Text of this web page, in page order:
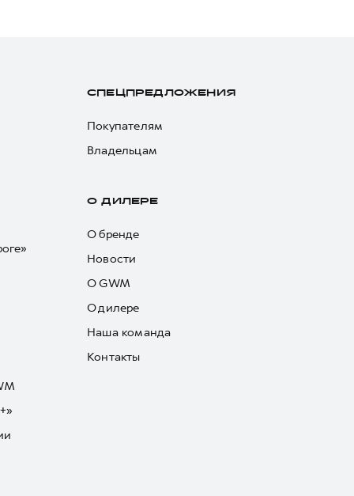
СПЕЦПРЕДЛОЖЕНИЯ
Покупателям
Владельцам
О ДИЛЕРЕ
О бренде
Новости
О GWM
О дилере
Наша команда
Контакты